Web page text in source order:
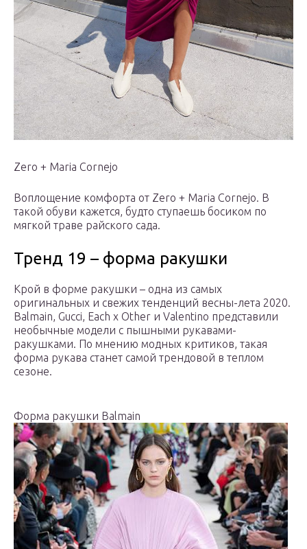
Zero + Maria Cornejo
Воплощение комфорта от Zero + Maria Cornejo. В
такой обуви кажется, будто ступаешь босиком по
мягкой траве райского сада.
Тренд 19 – форма ракушки
Крой в форме ракушки – одна из самых
оригинальных и свежих тенденций весны-лета 2020.
Balmain, Gucci, Each x Other и Valentino представили
необычные модели с пышными рукавами-
ракушками. По мнению модных критиков, такая
форма рукава станет самой трендовой в теплом
сезоне.
Форма ракушки Balmain